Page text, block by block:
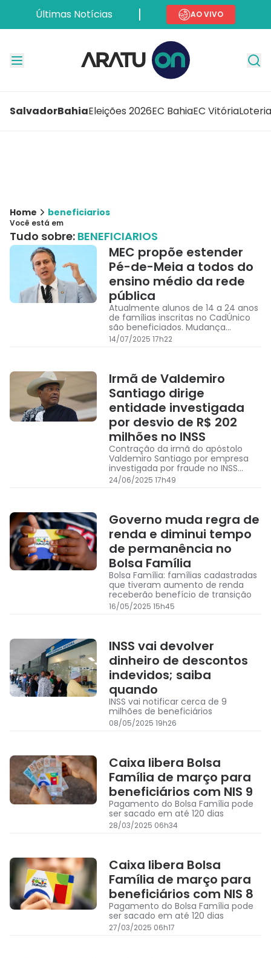
Últimas Notícias AO VIVO
SalvadorBahiaEleições 2026EC BahiaEC Vitória
Home beneficiarios
Você está em
Tudo sobre: BENEFICIARIOS
MEC propõe estender
Pé-de-Meia a todos do
ensino médio da rede
pública
Atualmente alunos de 14 a 24 anos
de famílias inscritas no CadÚnico
são beneficiados. Mudança
custaria mais de R$ 5 bilhões
14/07/2025 17h22
Irmã de Valdemiro
Santiago dirige
entidade investigada
por desvio de R$ 202
milhões no INSS
Contração da irmã do apóstolo
Valdemiro Santiago por empresa
investigada por fraude no INSS
aconteceu após recomendação de
empresa de compliance
24/06/2025 17h49
Governo muda regra de
renda e diminui tempo
de permanência no
Bolsa Família
Bolsa Família: famílias cadastradas
que tiveram aumento de renda
receberão benefício de transição
16/05/2025 15h45
INSS vai devolver
dinheiro de descontos
indevidos; saiba
quando
INSS vai notificar cerca de 9
milhões de beneficiários
08/05/2025 19h26
Caixa libera Bolsa
Família de março para
beneficiários com NIS 9
Pagamento do Bolsa Família pode
ser sacado em até 120 dias
28/03/2025 06h34
Caixa libera Bolsa
Família de março para
beneficiários com NIS 8
Pagamento do Bolsa Família pode
ser sacado em até 120 dias
27/03/2025 06h17